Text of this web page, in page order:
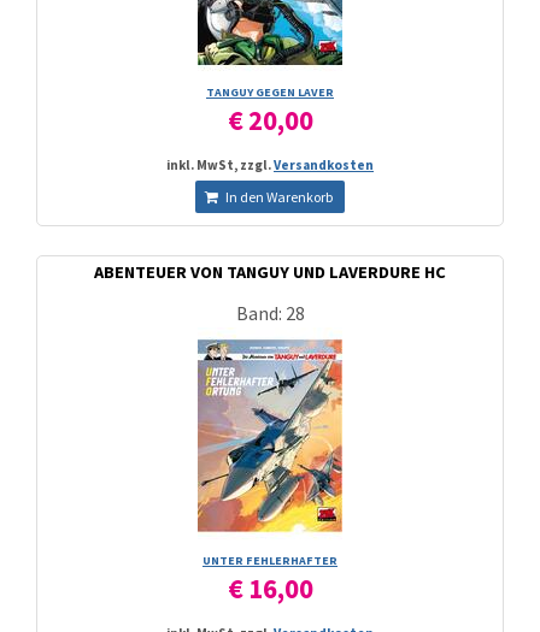
TANGUY GEGEN LAVER
€ 20,00
inkl. MwSt, zzgl.Versandkosten
In den Warenkorb
ABENTEUER VON TANGUY UND LAVERDURE HC
Band: 28
UNTER FEHLERHAFTER
€ 16,00